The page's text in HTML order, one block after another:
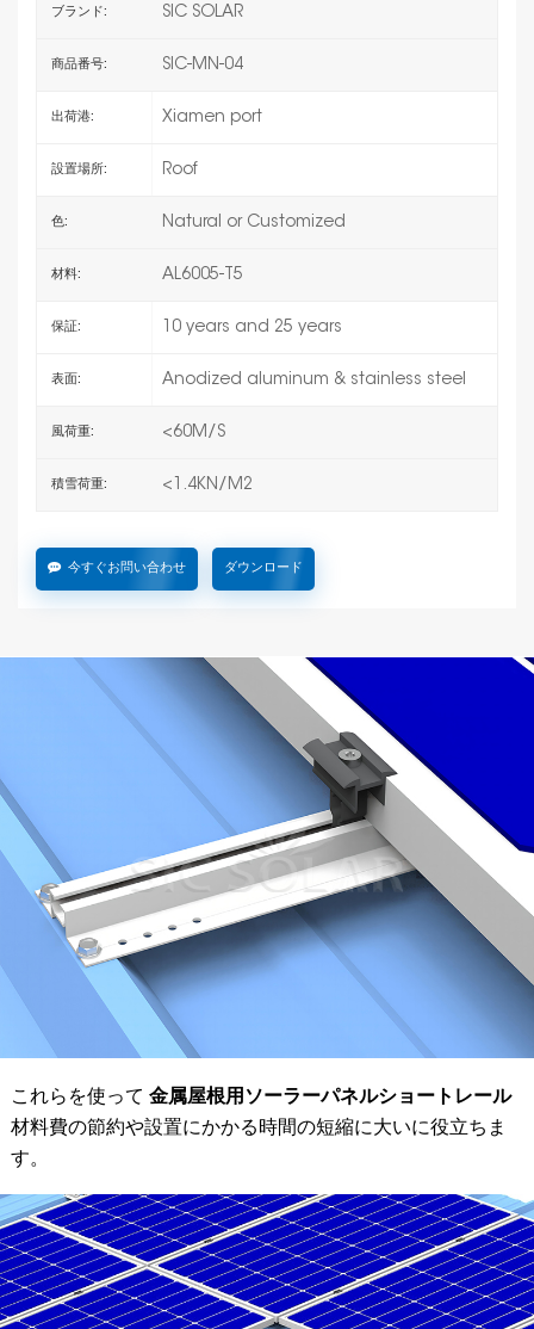
ブランド: SIC SOLAR
商品番号: SIC-MN-04
出荷港: Xiamen port
設置場所: Roof
色: Natural or Customized
材料: AL6005-T5
保証: 10 years and 25 years
表面: Anodized aluminum & stainless steel
風荷重: <60M/S
積雪荷重: <1.4KN/M2
今すぐお問い合わせ ダウンロード
これらを使って 金属屋根用ソーラーパネルショートレール
材料費の節約や設置にかかる時間の短縮に大いに役立ちま
す。